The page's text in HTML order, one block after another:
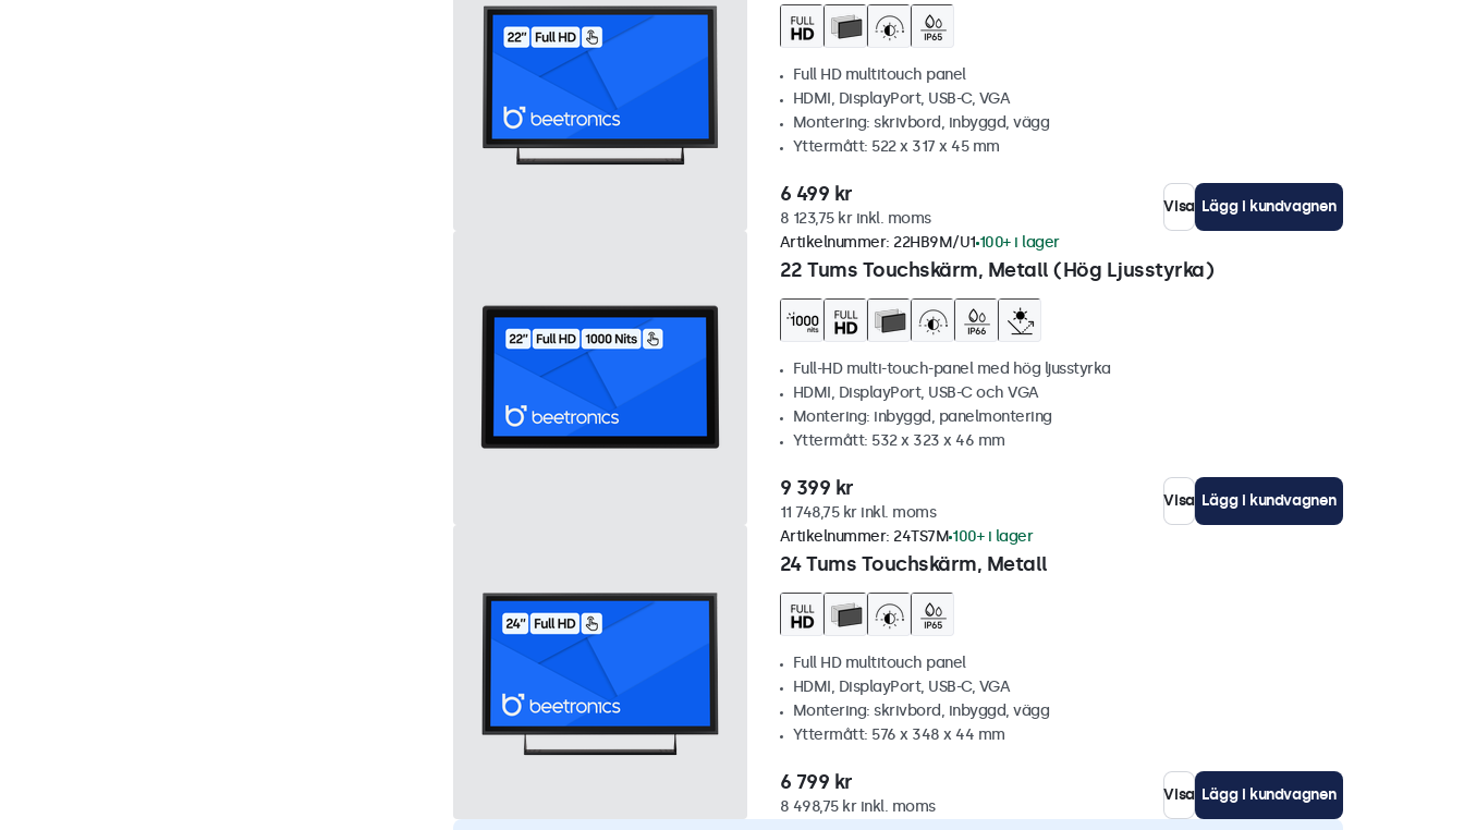
Full HD multitouch panel
HDMI, DisplayPort, USB-C, VGA
Montering: skrivbord, inbyggd, vägg
Yttermått: 522 x 317 x 45 mm
6 499 kr
8 123,75 kr inkl. moms
Visa Lägg i kundvagnen
22 Tums Touchskärm, Metall (Hög Ljusstyrka)
Artikelnummer: 22HB9M/U1 100+ i lager
Full-HD multi-touch-panel med hög ljusstyrka
HDMI, DisplayPort, USB-C och VGA
Montering: inbyggd, panelmontering
Yttermått: 532 x 323 x 46 mm
9 399 kr
11 748,75 kr inkl. moms
Visa Lägg i kundvagnen
24 Tums Touchskärm, Metall
Artikelnummer: 24TS7M 100+ i lager
Full HD multitouch panel
HDMI, DisplayPort, USB-C, VGA
Montering: skrivbord, inbyggd, vägg
Yttermått: 576 x 348 x 44 mm
6 799 kr
8 498,75 kr inkl. moms
Visa Lägg i kundvagnen